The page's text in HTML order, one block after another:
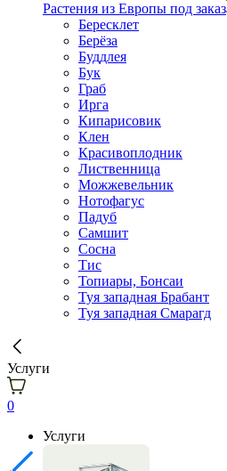
Растения из Европы под заказ
Бересклет
Берёза
Буддлея
Бук
Граб
Ирга
Кипарисовик
Клен
Красивоплодник
Лиственница
Можжевельник
Нотофагус
Падуб
Самшит
Сосна
Тис
Топиары, Бонсаи
Туя западная Брабант
Туя западная Смарагд
Услуги
0
Услуги